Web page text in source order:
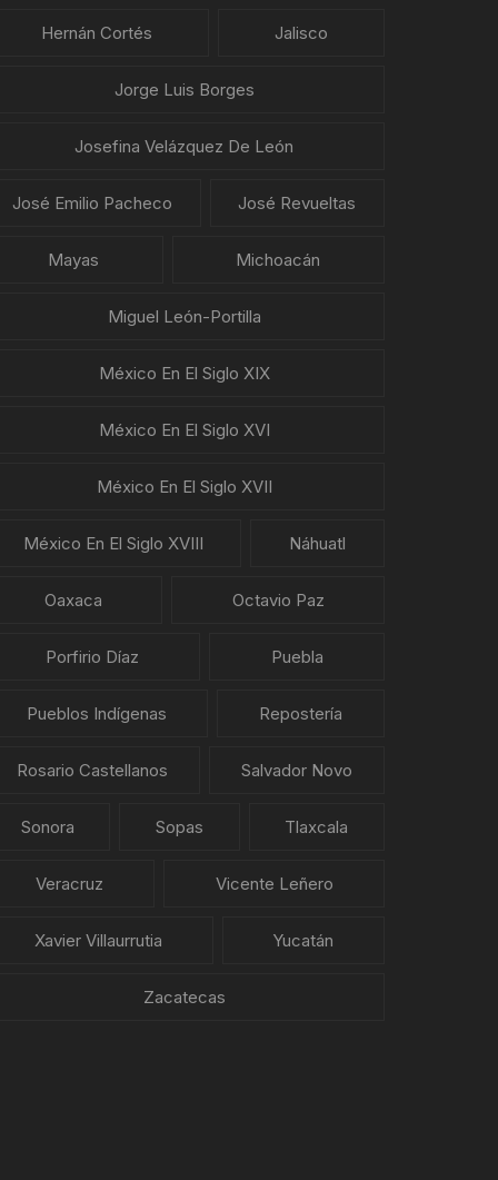
Hernán Cortés Jalisco
Jorge Luis Borges
Josefina Velázquez De León
José Emilio Pacheco José Revueltas
Mayas Michoacán
Miguel León-Portilla
México En El Siglo XIX
México En El Siglo XVI
México En El Siglo XVII
México En El Siglo XVIII Náhuatl
Oaxaca Octavio Paz
Porfirio Díaz Puebla
Pueblos Indígenas Repostería
Rosario Castellanos Salvador Novo
Sonora Sopas Tlaxcala
Veracruz Vicente Leñero
Xavier Villaurrutia Yucatán
Zacatecas